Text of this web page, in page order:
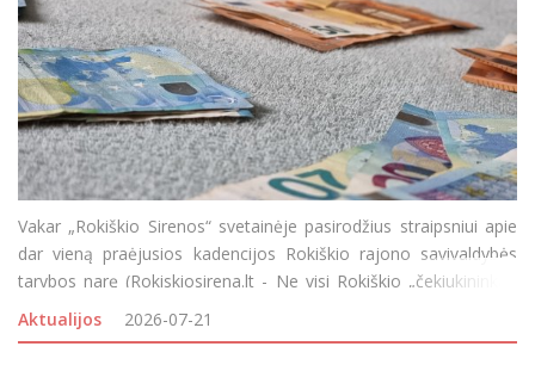
Vakar „Rokiškio Sirenos“ svetainėje pasirodžius straipsniui apie
dar vieną praėjusios kadencijos Rokiškio rajono savivaldybės
tarybos narę (Rokiskiosirena.lt - Ne visi Rokiškio „čekiukininkai“
sutinka su prokuroro nuomone: dėl dar vienos politikės kreipta
Aktualijos 2026-07-21